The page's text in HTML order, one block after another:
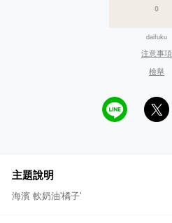
daifuku
注意事項
檢舉
主題說明
海濱 軟奶油'橘子'